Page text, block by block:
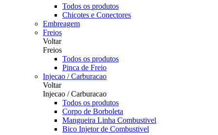
Todos os produtos
Chicotes e Conectores
Embreagem
Freios
Voltar
Freios
Todos os produtos
Pinca de Freio
Injecao / Carburacao
Voltar
Injecao / Carburacao
Todos os produtos
Corpo de Borboleta
Mangueira Linha Combustivel
Bico Injetor de Combustivel